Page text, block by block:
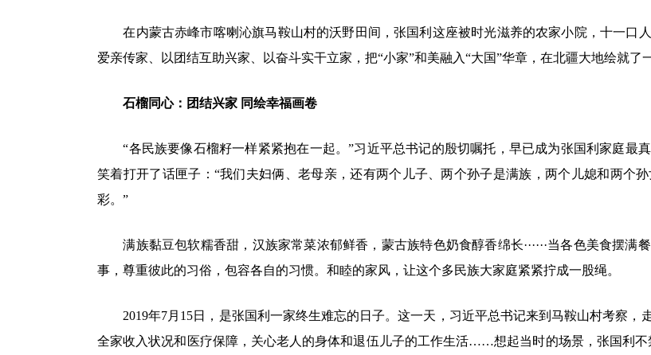
在内蒙古赤峰市喀喇沁旗马鞍山村的沃野田间，张国利这座被时光滋养的农家小院，十一口
爱亲传家、以团结互助兴家、以奋斗实干立家，把“小家”和美融入“大国”华章，在北疆大地绘就了
石榴同心：团结兴家 同绘幸福画卷
“各民族要像石榴籽一样紧紧抱在一起。”习近平总书记的殷切嘱托，早已成为张国利家庭最
笑着打开了话匣子：“我们夫妇俩、老母亲，还有两个儿子、两个孙子是满族，两个儿媳和两个
彩。”
满族黏豆包软糯香甜，汉族家常菜浓郁鲜香，蒙古族特色奶食醇香绵长······当各色美食摆
事，尊重彼此的习俗，包容各自的习惯。和睦的家风，让这个多民族大家庭紧紧拧成一股绳。
2019年7月15日，是张国利一家终生难忘的日子。这一天，习近平总书记来到马鞍山村考察
全家收入状况和医疗保障，关心老人的身体和退伍儿子的工作生活……想起当时的场景，张国利